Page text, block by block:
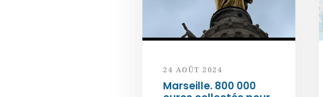
24 AOÛT 2024
Marseille. 800 000